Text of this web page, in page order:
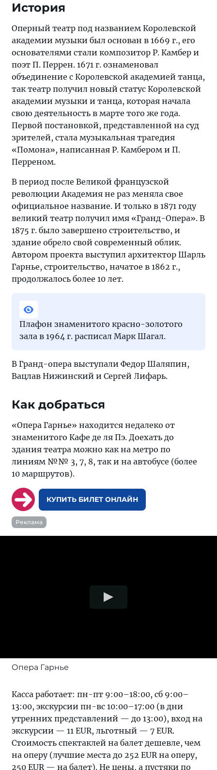
История
Оперный театр под названием Королевской
академии музыки был основан в 1669 г., его
основателями стали композитор Р. Камбер и
поэт П. Перрен. 1671 г. ознаменовал
объединение с Королевской академией танца,
так театр получил новый статус Королевской
академии музыки и танца, которая начала
свою деятельность в марте того же года.
Первой постановкой, представленной на суд
зрителей, стала музыкальная трагедия
«Помона», написанная Р. Камбером и П.
Перреном.
В период после Великой французской
революции Академия не раз меняла свое
официальное название. И только в 1871 году
великий театр получил имя «Гранд-Опера». В
1875 г. было завершено строительство, и
здание обрело свой современный облик.
Автором проекта выступил архитектор Шарль
Гарнье, строительство, начатое в 1862 г.,
продолжалось более 10 лет.
Плафон знаменитого красно-золотого
зала в 1964 г. расписал Марк Шагал.
В Гранд-опера выступали Федор Шаляпин,
Вацлав Нижинский и Сергей Лифарь.
Как добраться
«Опера Гарнье» находится недалеко от
знаменитого Кафе де ля Пэ. Доехать до
здания театра можно как на метро по
линиям №№ 3, 7, 8, так и на автобусе (более
10 маршрутов).
КУПИТЬ БИЛЕТ ОНЛАЙН
Реклама
Опера Гарнье
Касса работает: пн-пт 9:00–18:00, сб 9:00–
13:00, экскурсии пн-вс 10:00–17:00 (в дни
утренних представлений — до 13:00), вход на
экскурсии — 11 EUR, льготный — 7 EUR.
Стоимость спектаклей на балет дешевле, чем
на оперу (лучшие места до 252 EUR на оперу,
250 EUR — на балет). Не цены, а пустяки по